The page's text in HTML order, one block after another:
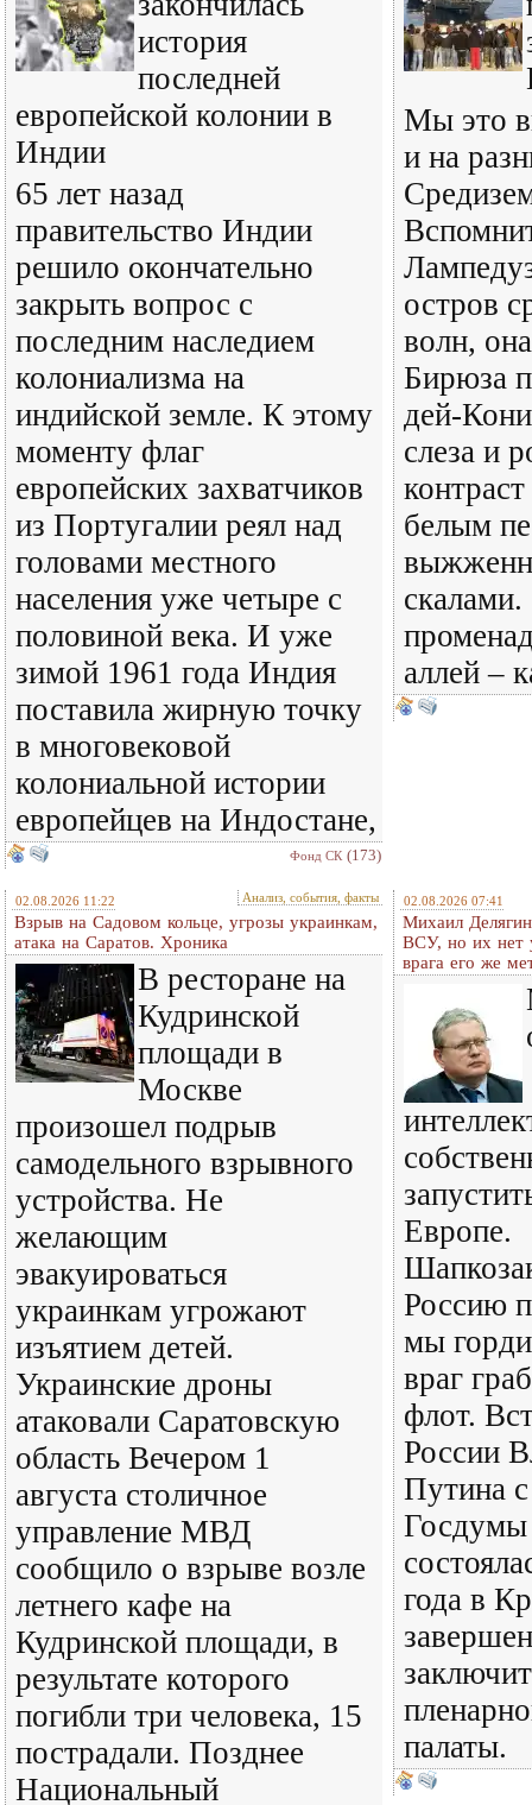
история
последней
европейской колонии в
Индии
65 лет назад
правительство Индии
решило окончательно
закрыть вопрос с
последним наследием
колониализма на
индийской земле. К этому
моменту флаг
европейских захватчиков
из Португалии реял над
головами местного
населения уже четыре с
половиной века. И уже
зимой 1961 года Индия
поставила жирную точку
в многовековой
колониальной истории
европейцев на Индостане,
Фонд СК (173)
Мы это
и на
остров
волн,
Бирюза
дей-
слеза и
белым
скалами.
аллей –
02.08.2026 11:22 Анализ, события, факты
Взрыв на Садовом кольце, угрозы украинкам,
атака на Саратов. Хроника
В ресторане на
Кудринской
площади в
Москве
произошел подрыв
самодельного взрывного
устройства. Не
желающим
эвакуироваться
украинкам угрожают
изъятием детей.
Украинские дроны
атаковали Саратовскую
область Вечером 1
августа столичное
управление МВД
сообщило о взрыве возле
летнего кафе на
Кудринской площади, в
результате которого
погибли три человека, 15
пострадали. Позднее
Национальный
02.08.2026 07:41
Михаил
ВСУ, но их нет
врага его же
Европе.
Россию
мы
враг
флот.
России
Путина
года в
палаты.